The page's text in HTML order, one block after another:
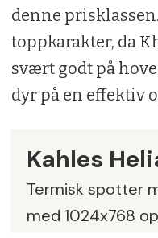
denne
toppkarakter, da
svært godt på
dyr på en effektiv
Kahles
Termisk spotter
med 1024x768